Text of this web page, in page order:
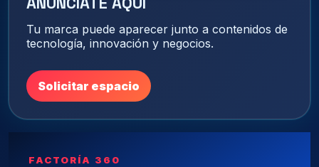
Tu marca puede aparecer junto a contenidos de
tecnología, innovación y negocios.
Solicitar espacio
FACTORÍA 360